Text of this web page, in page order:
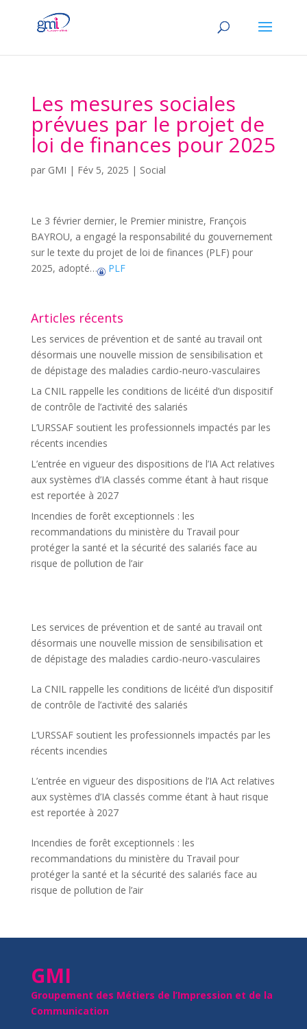
Les mesures sociales
prévues par le projet de
loi de finances pour 2025
par GMI | Fév 5, 2025 | Social
Le 3 février dernier, le Premier ministre, François
BAYROU, a engagé la responsabilité du gouvernement
sur le texte du projet de loi de finances (PLF) pour
2025, adopté…
PLF
Articles récents
Les services de prévention et de santé au travail ont
désormais une nouvelle mission de sensibilisation et
de dépistage des maladies cardio-neuro-vasculaires
La CNIL rappelle les conditions de licéité d’un dispositif
de contrôle de l’activité des salariés
L’URSSAF soutient les professionnels impactés par les
récents incendies
L’entrée en vigueur des dispositions de l’IA Act relatives
aux systèmes d’IA classés comme étant à haut risque
est reportée à 2027
Incendies de forêt exceptionnels : les
recommandations du ministère du Travail pour
protéger la santé et la sécurité des salariés face au
risque de pollution de l’air
Les services de prévention et de santé au travail ont
désormais une nouvelle mission de sensibilisation et
de dépistage des maladies cardio-neuro-vasculaires
La CNIL rappelle les conditions de licéité d’un dispositif
de contrôle de l’activité des salariés
L’URSSAF soutient les professionnels impactés par les
récents incendies
L’entrée en vigueur des dispositions de l’IA Act relatives
aux systèmes d’IA classés comme étant à haut risque
est reportée à 2027
Incendies de forêt exceptionnels : les
recommandations du ministère du Travail pour
protéger la santé et la sécurité des salariés face au
risque de pollution de l’air
GMI
Groupement des Métiers de l’Impression et de la
Communication